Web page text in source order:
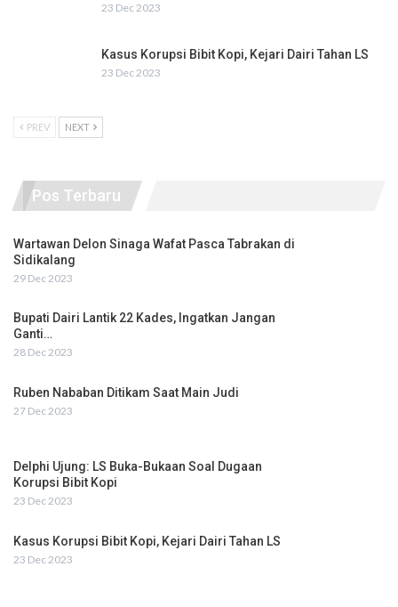
23 Dec 2023
Kasus Korupsi Bibit Kopi, Kejari Dairi Tahan LS
23 Dec 2023
PREV NEXT
Pos Terbaru
Wartawan Delon Sinaga Wafat Pasca Tabrakan di
Sidikalang
29 Dec 2023
Bupati Dairi Lantik 22 Kades, Ingatkan Jangan
Ganti…
28 Dec 2023
Ruben Nababan Ditikam Saat Main Judi
27 Dec 2023
Delphi Ujung: LS Buka-Bukaan Soal Dugaan
Korupsi Bibit Kopi
23 Dec 2023
Kasus Korupsi Bibit Kopi, Kejari Dairi Tahan LS
23 Dec 2023